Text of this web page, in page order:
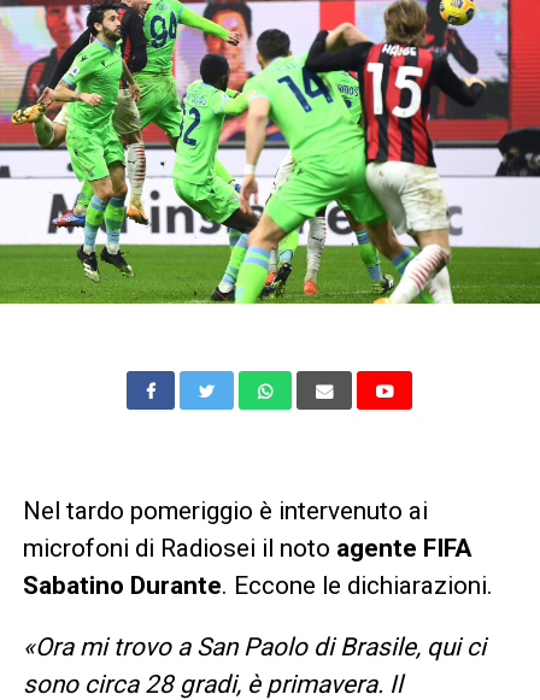
Nel tardo pomeriggio è intervenuto ai
microfoni di Radiosei il noto agente FIFA
Sabatino Durante. Eccone le dichiarazioni.
«Ora mi trovo a San Paolo di Brasile, qui ci
sono circa 28 gradi, è primavera. Il